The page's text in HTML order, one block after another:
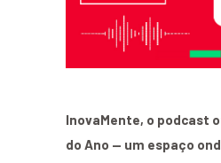
InovaMente, o podcast
do Ano — um espaço